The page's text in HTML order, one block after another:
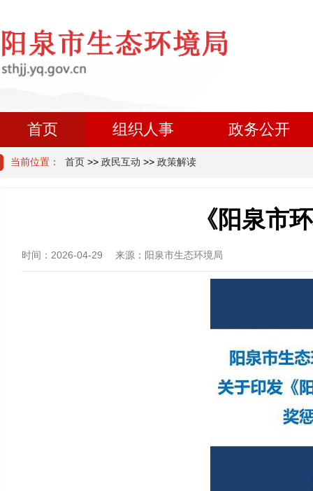
首页 组织人事 政务公开
当前位置： 首页 >> 政民互动 >> 政策解读
《阳泉市
时间： 2026-04-29 来源： 阳泉市生态环境局